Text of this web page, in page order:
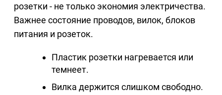
розетки - не только экономия электричества.
Важнее состояние проводов, вилок, блоков
питания и розеток.
Пластик розетки нагревается или
темнеет.
Вилка держится слишком свободно.